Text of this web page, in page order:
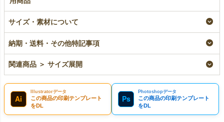
底 A4横サイズ｜100
枚入～
即納品｜ラミ
A4横サイズ｜100枚入
～
サイズ・素材について
納期・送料・その他特記事項
関連商品 ＞ サイズ展開
Ai
Illustratorデータ
この商品の印刷テンプレート
をDL
Ps
Photoshopデータ
この商品の印刷テンプレート
をDL